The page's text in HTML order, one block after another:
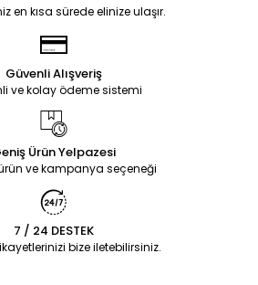
en kısa sürede elinize ulaşır.
Güvenli Alışveriş
ve kolay ödeme sistemi
Ürün Yelpazesi
ve kampanya seçeneği
7 / 24 DESTEK
bize iletebilirsiniz.